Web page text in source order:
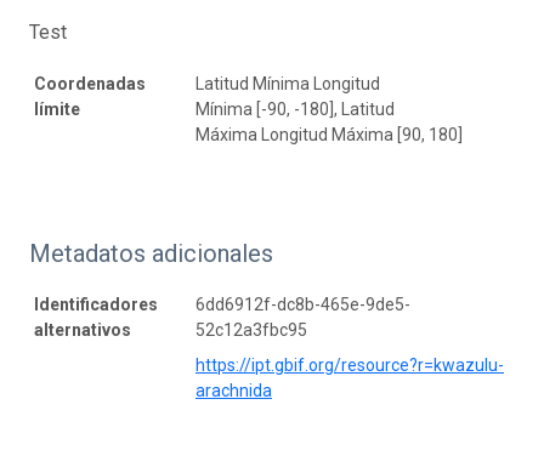
Test
Coordenadas
límite
Latitud Mínima Longitud
Mínima [-90, -180], Latitud
Máxima Longitud Máxima [90, 180]
Metadatos adicionales
Identificadores
alternativos
6dd6912f-dc8b-465e-9de5-
52c12a3fbc95
https://ipt.gbif.org/resource?r=kwazulu-
arachnida